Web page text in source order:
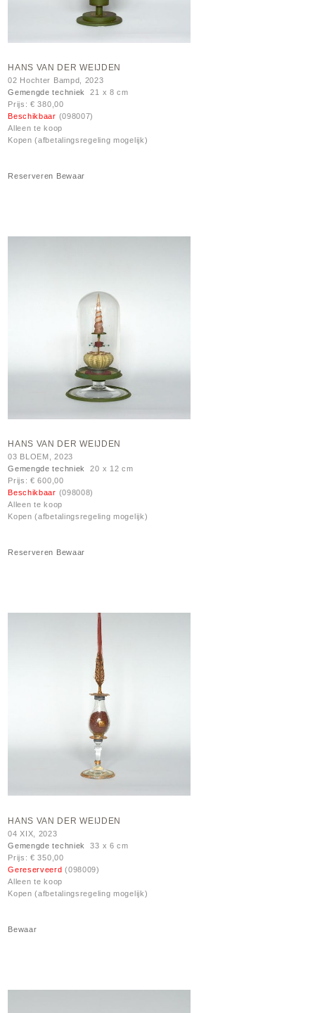
HANS VAN DER WEIJDEN
02 Hochter Bampd, 2023
Gemengde techniek
21 x 8 cm
Prijs: € 380,00
Beschikbaar (098007)
Alleen te koop
Kopen (afbetalingsregeling mogelijk)
Reserveren Bewaar
HANS VAN DER WEIJDEN
03 BLOEM, 2023
Gemengde techniek
20 x 12 cm
Prijs: € 600,00
Beschikbaar (098008)
Alleen te koop
Kopen (afbetalingsregeling mogelijk)
Reserveren Bewaar
HANS VAN DER WEIJDEN
04 XIX, 2023
Gemengde techniek
33 x 6 cm
Prijs: € 350,00
Gereserveerd(098009)
Alleen te koop
Kopen (afbetalingsregeling mogelijk)
Bewaar